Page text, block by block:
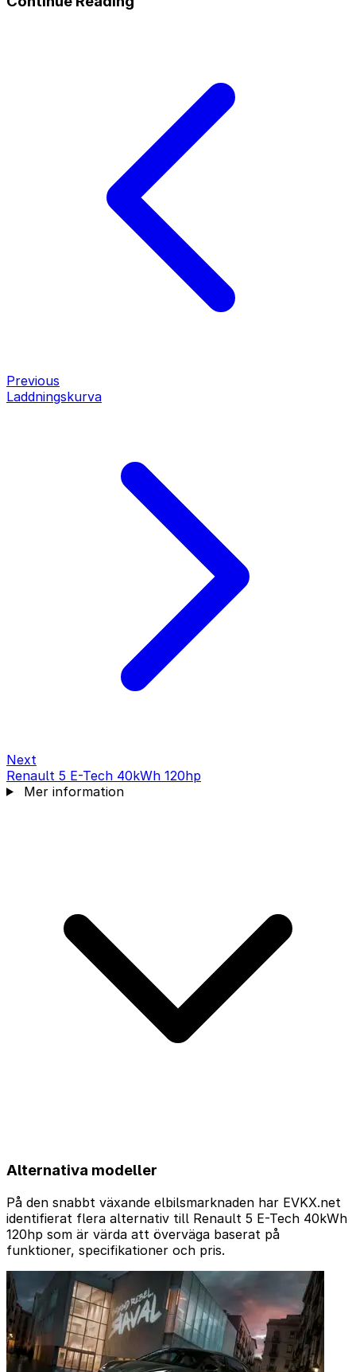
Previous
Laddningskurva
Next
Renault 5 E-Tech 40kWh 120hp
Mer information
Alternativa modeller
På den snabbt växande elbilsmarknaden har EVKX.net
identifierat flera alternativ till Renault 5 E-Tech 40kWh
120hp som är värda att överväga baserat på
funktioner, specifikationer och pris.